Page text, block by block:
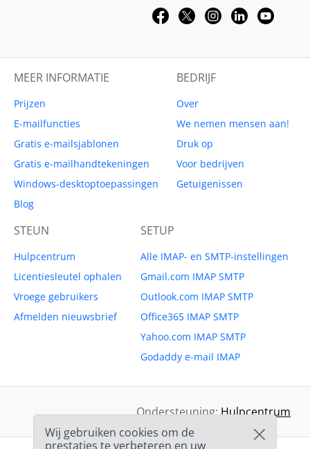
MEER INFORMATIE
Prijzen
E-mailfuncties
Gratis e-mailsjablonen
Gratis e-mailhandtekeningen
Windows-desktoptoepassingen
Blog
BEDRIJF
Over
We nemen mensen aan!
Druk op
Voor bedrijven
Getuigenissen
STEUN
Hulpcentrum
Licentiesleutel ophalen
Vroege gebruikers
Afmelden nieuwsbrief
SETUP
Alle IMAP- en SMTP-instellingen
Gmail.com IMAP SMTP
Outlook.com IMAP SMTP
Office365 IMAP SMTP
Yahoo.com IMAP SMTP
Godaddy e-mail IMAP
Ondersteuning:Hulpcentrum
Wij gebruiken cookies om de
prestaties te verbeteren en uw